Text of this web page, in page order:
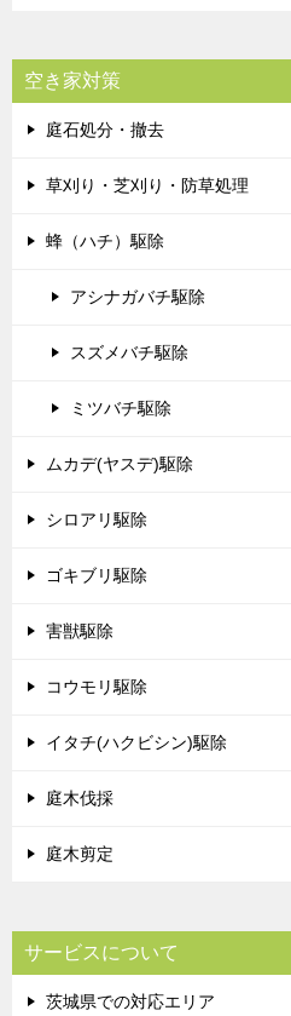
空き家対策
庭石処分・撤去
草刈り・芝刈り・防草処理
蜂（ハチ）駆除
アシナガバチ駆除
スズメバチ駆除
ミツバチ駆除
ムカデ(ヤスデ)駆除
シロアリ駆除
ゴキブリ駆除
害獣駆除
コウモリ駆除
イタチ(ハクビシン)駆除
庭木伐採
庭木剪定
サービスについて
茨城県での対応エリア